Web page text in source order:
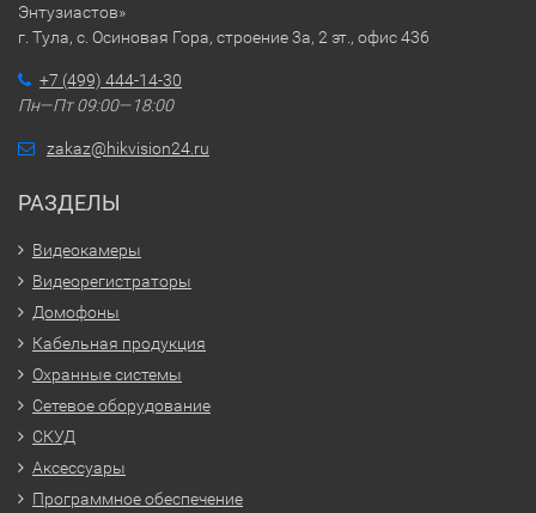
Энтузиастов»
г. Тула, с. Осиновая Гора, строение 3а, 2 эт., офис 436
+7 (499) 444-14-30
Пн—Пт 09:00—18:00
zakaz@hikvision24.ru
РАЗДЕЛЫ
Видеокамеры
Видеорегистраторы
Домофоны
Кабельная продукция
Охранные системы
Сетевое оборудование
СКУД
Аксессуары
Программное обеспечение